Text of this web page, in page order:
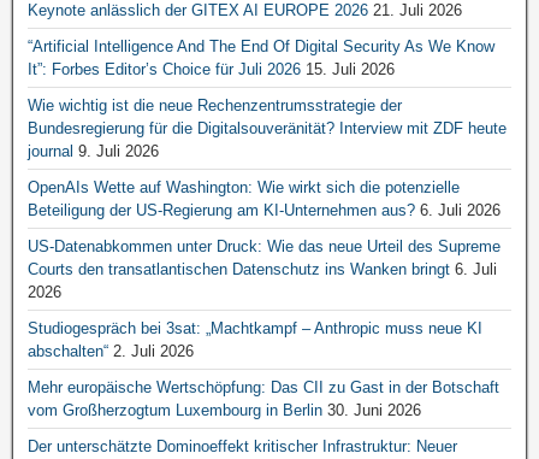
Keynote anlässlich der GITEX AI EUROPE 2026 21. Juli 2026
“Artificial Intelligence And The End Of Digital Security As We Know
It”: Forbes Editor’s Choice für Juli 2026 15. Juli 2026
Wie wichtig ist die neue Rechenzentrumsstrategie der
Bundesregierung für die Digitalsouveränität? Interview mit ZDF heute
journal 9. Juli 2026
OpenAIs Wette auf Washington: Wie wirkt sich die potenzielle
Beteiligung der US-Regierung am KI-Unternehmen aus? 6. Juli 2026
US-Datenabkommen unter Druck: Wie das neue Urteil des Supreme
Courts den transatlantischen Datenschutz ins Wanken bringt 6. Juli
2026
Studiogespräch bei 3sat: „Machtkampf – Anthropic muss neue KI
abschalten“ 2. Juli 2026
Mehr europäische Wertschöpfung: Das CII zu Gast in der Botschaft
vom Großherzogtum Luxembourg in Berlin 30. Juni 2026
Der unterschätzte Dominoeffekt kritischer Infrastruktur: Neuer